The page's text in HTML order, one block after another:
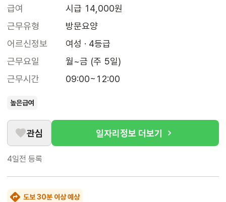
급여
시급 14,000원
근무유형
방문요양
어르신정보
여성 · 4등급
근무요일
월~금 (주 5일)
근무시간
09:00~12:00
높은급여
관심 일자리정보 더보기
4일전 등록
도보 30분 이상 예상